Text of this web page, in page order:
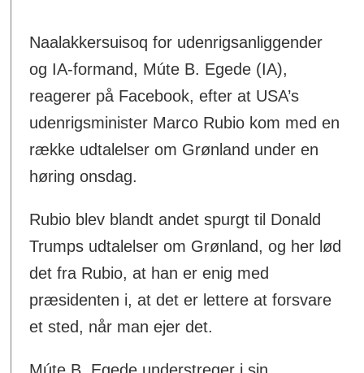
Naalakkersuisoq for udenrigsanliggender
og IA-formand, Múte B. Egede (IA),
reagerer på Facebook, efter at USA’s
udenrigsminister Marco Rubio kom med en
række udtalelser om Grønland under en
høring onsdag.
Rubio blev blandt andet spurgt til Donald
Trumps udtalelser om Grønland, og her lød
det fra Rubio, at han er enig med
præsidenten i, at det er lettere at forsvare
et sted, når man ejer det.